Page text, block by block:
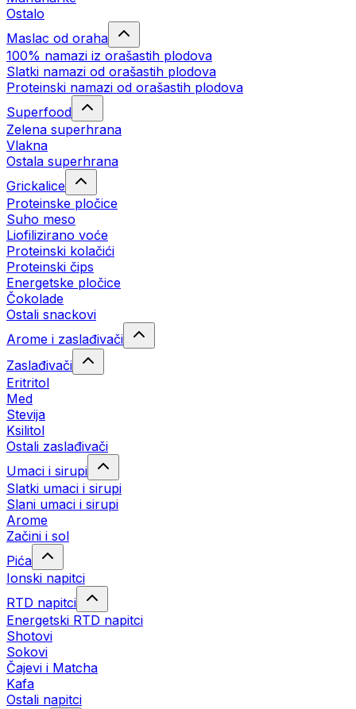
Ostalo
Maslac od oraha
100% namazi iz orašastih plodova
Slatki namazi od orašastih plodova
Proteinski namazi od orašastih plodova
Superfood
Zelena superhrana
Vlakna
Ostala superhrana
Grickalice
Proteinske pločice
Suho meso
Liofilizirano voće
Proteinski kolačići
Proteinski čips
Energetske pločice
Čokolade
Ostali snackovi
Arome i zaslađivači
Zaslađivači
Eritritol
Med
Stevija
Ksilitol
Ostali zaslađivači
Umaci i sirupi
Slatki umaci i sirupi
Slani umaci i sirupi
Arome
Začini i sol
Pića
Ionski napitci
RTD napitci
Energetski RTD napitci
Shotovi
Sokovi
Čajevi i Matcha
Kafa
Ostali napitci